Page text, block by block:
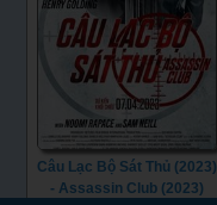
Câu Lạc Bộ Sát Thủ (2023)
- Assassin Club (2023)